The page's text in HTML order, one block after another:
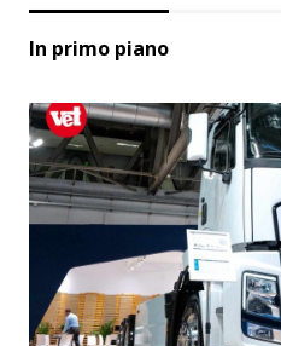
In primo piano